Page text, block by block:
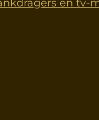
en tv-